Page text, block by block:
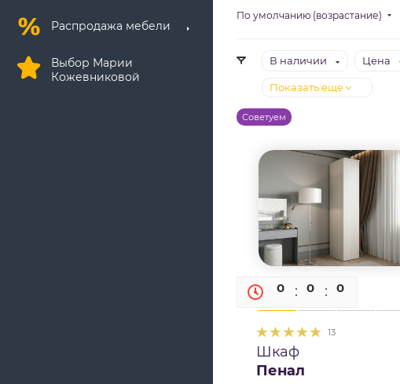
Распродажа мебели
Выбор Марии
Кожевниковой
По умолчанию (возрастание)
В наличии Цена
Показать еще
Советуем
0 0 0
13
Шкаф
Пенал